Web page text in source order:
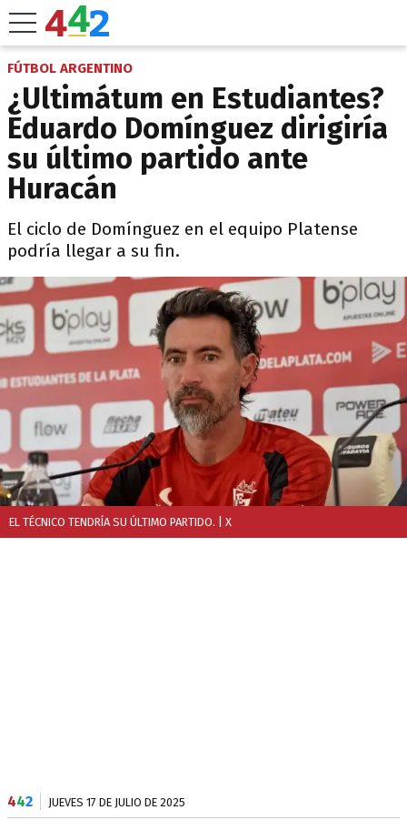
FÚTBOL ARGENTINO
¿Ultimátum en Estudiantes?
Eduardo Domínguez dirigiría
su último partido ante
Huracán
El ciclo de Domínguez en el equipo Platense
podría llegar a su fin.
EL TÉCNICO TENDRÍA SU ÚLTIMO PARTIDO. | X
442 JUEVES 17 DE JULIO DE 2025